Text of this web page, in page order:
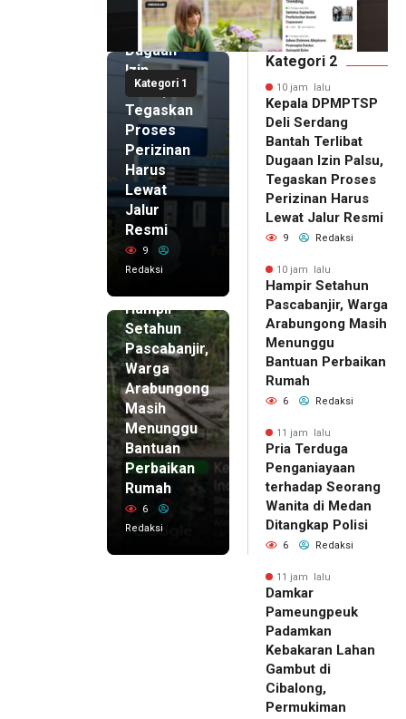
Kategori 1
Bantah
Terlibat
Dugaan
Izin
Palsu,
Tegaskan
Proses
Perizinan
Harus
Lewat
Jalur
Resmi
9
Redaksi
Hampir
Setahun
Pascabanjir,
Warga
Arabungong
Masih
Menunggu
Bantuan
Perbaikan
Rumah
6
Redaksi
Kategori 2
10 jam lalu
Kepala DPMPTSP
Deli Serdang
Bantah Terlibat
Dugaan Izin Palsu,
Tegaskan Proses
Perizinan Harus
Lewat Jalur Resmi
9 Redaksi
10 jam lalu
Hampir Setahun
Pascabanjir, Warga
Arabungong Masih
Menunggu
Bantuan Perbaikan
Rumah
6 Redaksi
11 jam lalu
Pria Terduga
Penganiayaan
terhadap Seorang
Wanita di Medan
Ditangkap Polisi
6 Redaksi
11 jam lalu
Damkar
Pameungpeuk
Padamkan
Kebakaran Lahan
Gambut di
Cibalong,
Permukiman